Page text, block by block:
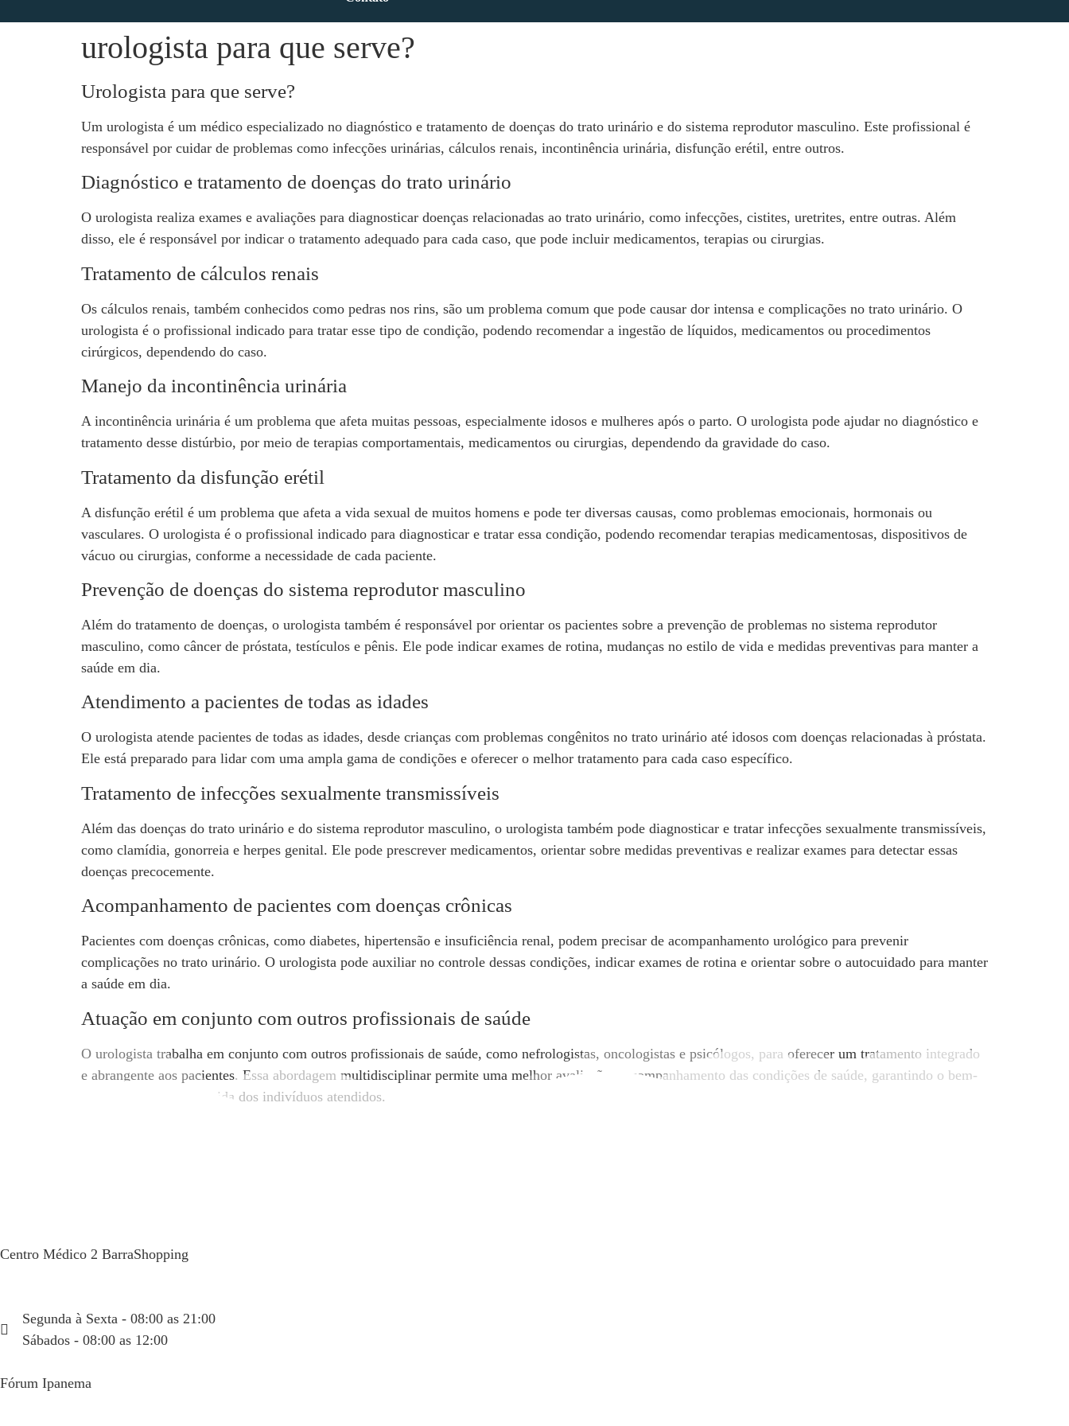
urologista para que serve?
Urologista para que serve?
Um urologista é um médico especializado no diagnóstico e tratamento de doenças do trato urinário e do sistema reprodutor masculino. Este profissional é
responsável por cuidar de problemas como infecções urinárias, cálculos renais, incontinência urinária, disfunção erétil, entre outros.
Diagnóstico e tratamento de doenças do trato urinário
O urologista realiza exames e avaliações para diagnosticar doenças relacionadas ao trato urinário, como infecções, cistites, uretrites, entre outras. Além
disso, ele é responsável por indicar o tratamento adequado para cada caso, que pode incluir medicamentos, terapias ou cirurgias.
Tratamento de cálculos renais
Os cálculos renais, também conhecidos como pedras nos rins, são um problema comum que pode causar dor intensa e complicações no trato urinário. O
urologista é o profissional indicado para tratar esse tipo de condição, podendo recomendar a ingestão de líquidos, medicamentos ou procedimentos
cirúrgicos, dependendo do caso.
Manejo da incontinência urinária
A incontinência urinária é um problema que afeta muitas pessoas, especialmente idosos e mulheres após o parto. O urologista pode ajudar no diagnóstico e
tratamento desse distúrbio, por meio de terapias comportamentais, medicamentos ou cirurgias, dependendo da gravidade do caso.
Tratamento da disfunção erétil
A disfunção erétil é um problema que afeta a vida sexual de muitos homens e pode ter diversas causas, como problemas emocionais, hormonais ou
vasculares. O urologista é o profissional indicado para diagnosticar e tratar essa condição, podendo recomendar terapias medicamentosas, dispositivos de
vácuo ou cirurgias, conforme a necessidade de cada paciente.
Prevenção de doenças do sistema reprodutor masculino
Além do tratamento de doenças, o urologista também é responsável por orientar os pacientes sobre a prevenção de problemas no sistema reprodutor
masculino, como câncer de próstata, testículos e pênis. Ele pode indicar exames de rotina, mudanças no estilo de vida e medidas preventivas para manter a
saúde em dia.
Atendimento a pacientes de todas as idades
O urologista atende pacientes de todas as idades, desde crianças com problemas congênitos no trato urinário até idosos com doenças relacionadas à próstata.
Ele está preparado para lidar com uma ampla gama de condições e oferecer o melhor tratamento para cada caso específico.
Tratamento de infecções sexualmente transmissíveis
Além das doenças do trato urinário e do sistema reprodutor masculino, o urologista também pode diagnosticar e tratar infecções sexualmente transmissíveis,
como clamídia, gonorreia e herpes genital. Ele pode prescrever medicamentos, orientar sobre medidas preventivas e realizar exames para detectar essas
doenças precocemente.
Acompanhamento de pacientes com doenças crônicas
Pacientes com doenças crônicas, como diabetes, hipertensão e insuficiência renal, podem precisar de acompanhamento urológico para prevenir
complicações no trato urinário. O urologista pode auxiliar no controle dessas condições, indicar exames de rotina e orientar sobre o autocuidado para manter
a saúde em dia.
Atuação em conjunto com outros profissionais de saúde
O urologista trabalha em conjunto com outros profissionais de saúde, como nefrologistas, oncologistas e psicólogos, para oferecer um tratamento integrado
e abrangente aos pacientes. Essa abordagem multidisciplinar permite uma melhor avaliação e acompanhamento das condições de saúde, garantindo o bem-
estar e a qualidade de vida dos indivíduos atendidos.
Centro Médico 2 BarraShopping
Segunda à Sexta - 08:00 as 21:00
Sábados - 08:00 as 12:00
Fórum Ipanema